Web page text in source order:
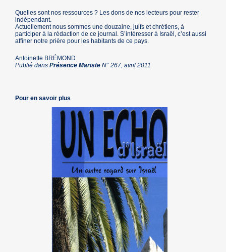
Quelles sont nos ressources ? Les dons de nos lecteurs pour rester
indépendant.
Actuellement nous sommes une douzaine, juifs et chrétiens, à
participer à la rédaction de ce journal. S’intéresser à Israël, c’est aussi
affiner notre prière pour les habitants de ce pays.
Antoinette BRÉMOND
Publié dansPrésence MaristeN° 267, avril 2011
Pour en savoir plus